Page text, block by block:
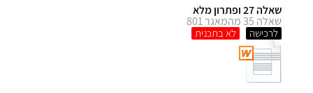
שאלה 27 ופתרון מלא
שאלה 35 מהמאגר 801
לרכישה